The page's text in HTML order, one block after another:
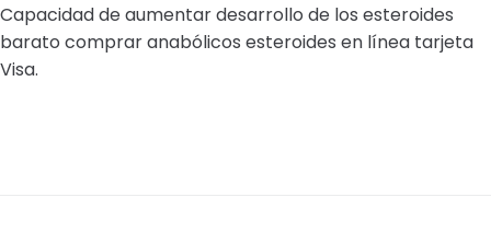
Capacidad de aumentar desarrollo de los esteroides
barato comprar anabólicos esteroides en línea tarjeta
Visa.